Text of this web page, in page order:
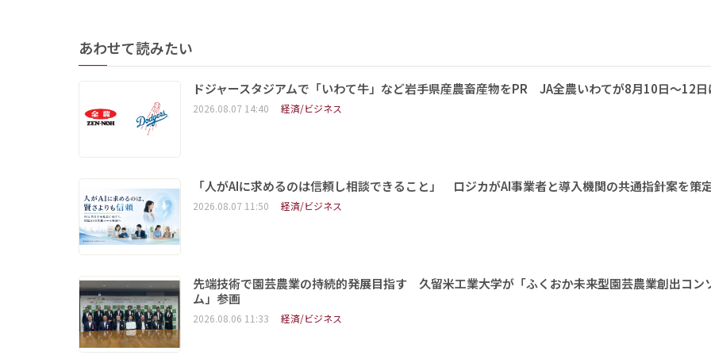
あわせて読みたい
ドジャースタジアムで「いわて牛」など岩手県産農畜産物をPR JA全農いわてが8月10日～12日
2026.08.07 14:40 経済/ビジネス
「人がAIに求めるのは信頼し相談できること」 ロジカがAI事業者と導入機関の共通指針案を策
2026.08.07 11:50 経済/ビジネス
先端技術で園芸農業の持続的発展目指す 久留米工業大学が「ふくおか未来型園芸農業創出コン
ム」参画
2026.08.06 11:33 経済/ビジネス